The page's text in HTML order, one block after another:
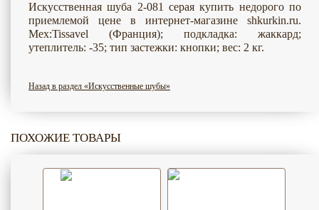
Искусственная шуба 2-081 серая купить недорого по
приемлемой цене в интернет-магазине shkurkin.ru.
Мех:Tissavel (Франция); подкладка: жаккард;
утеплитель: -35; тип застежки: кнопки; вес: 2 кг.
Назад в раздел «Искусственные шубы»
ПОХОЖИЕ ТОВАРЫ